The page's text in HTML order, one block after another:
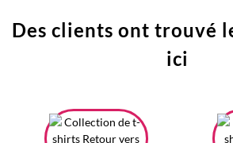
Des clients ont trouvé
ici